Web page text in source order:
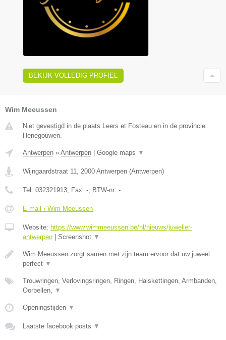
BEKIJK VOLLEDIG PROFIEL
Wim Meeussen
Niet gevestigd in de plaats Leers et Fosteau en in de provincie
Henegouwen.
Antwerpen » Antwerpen | Google maps ▼
Wijngaardstraat 11 2000 Antwerpen (Antwerpen)
Tel: 032321913 , Fax: - , BTW-nr: -
E-mail › Wim Meeussen
Website: https://www.wimmeeussen.be/nl/nieuws/juwelier-
antwerpen | Screenshot ▼
Wim Meeussen zorgt samen met zijn team ervoor dat uw juweel
perfect ▼
Trouwringen, Verlovingsringen, Ringen, Halskettingen, Armbanden,
Oorbellen,
▼
Openingstijden ▼
Laatste facebook posts ▼